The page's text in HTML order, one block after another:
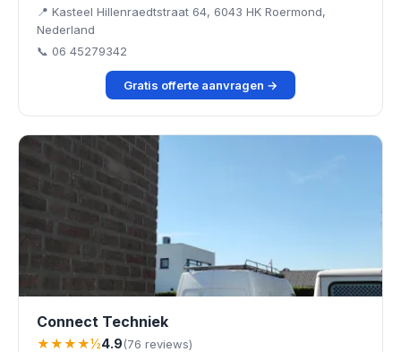
📍 Kasteel Hillenraedtstraat 64, 6043 HK Roermond,
Nederland
📞 06 45279342
Gratis offerte aanvragen →
Connect Techniek
★★★★½4.9(76 reviews)